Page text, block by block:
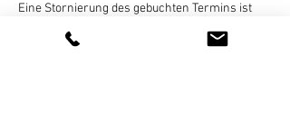
Eine Stornierung des gebuchten Termins ist
24 Stunden vor Kursbeginn
per E-Mail,
WhatsApp (bitte keine Sprachnachrichten),